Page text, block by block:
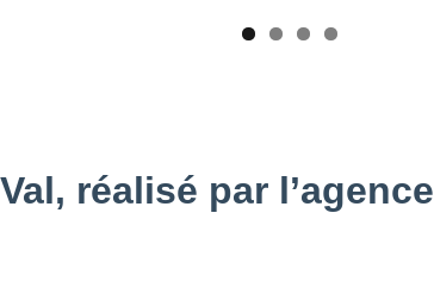
réalisé par l’agence